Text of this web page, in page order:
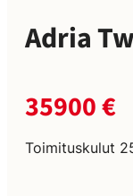
Adria
35900 €
Toimituskulut